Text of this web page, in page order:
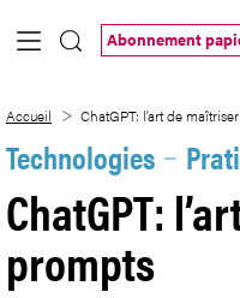
Saut au contenu principal
Abonnement
Accueil ChatGPT: l’art de
Technologies
ChatGPT:
prompts